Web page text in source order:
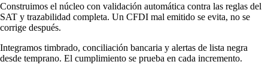
Construimos el núcleo con validación automática contra las reglas del
SAT y trazabilidad completa. Un CFDI mal emitido se evita, no se
corrige después.
Integramos timbrado, conciliación bancaria y alertas de lista negra
desde temprano. El cumplimiento se prueba en cada incremento.